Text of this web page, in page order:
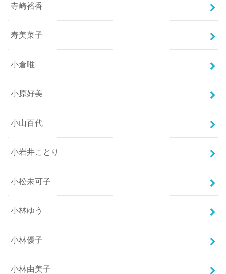
寺崎裕香
寿美菜子
小倉唯
小原好美
小山百代
小岩井ことり
小松未可子
小林ゆう
小林優子
小林由美子